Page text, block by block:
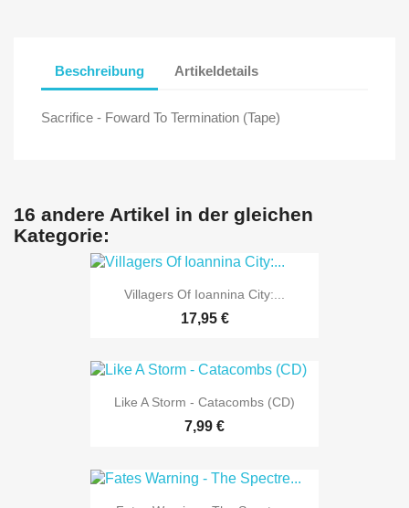
Beschreibung Artikeldetails
Sacrifice - Foward To Termination (Tape)
16 andere Artikel in der gleichen
Kategorie:
Villagers Of Ioannina City:...
17,95 €
Like A Storm - Catacombs (CD)
7,99 €